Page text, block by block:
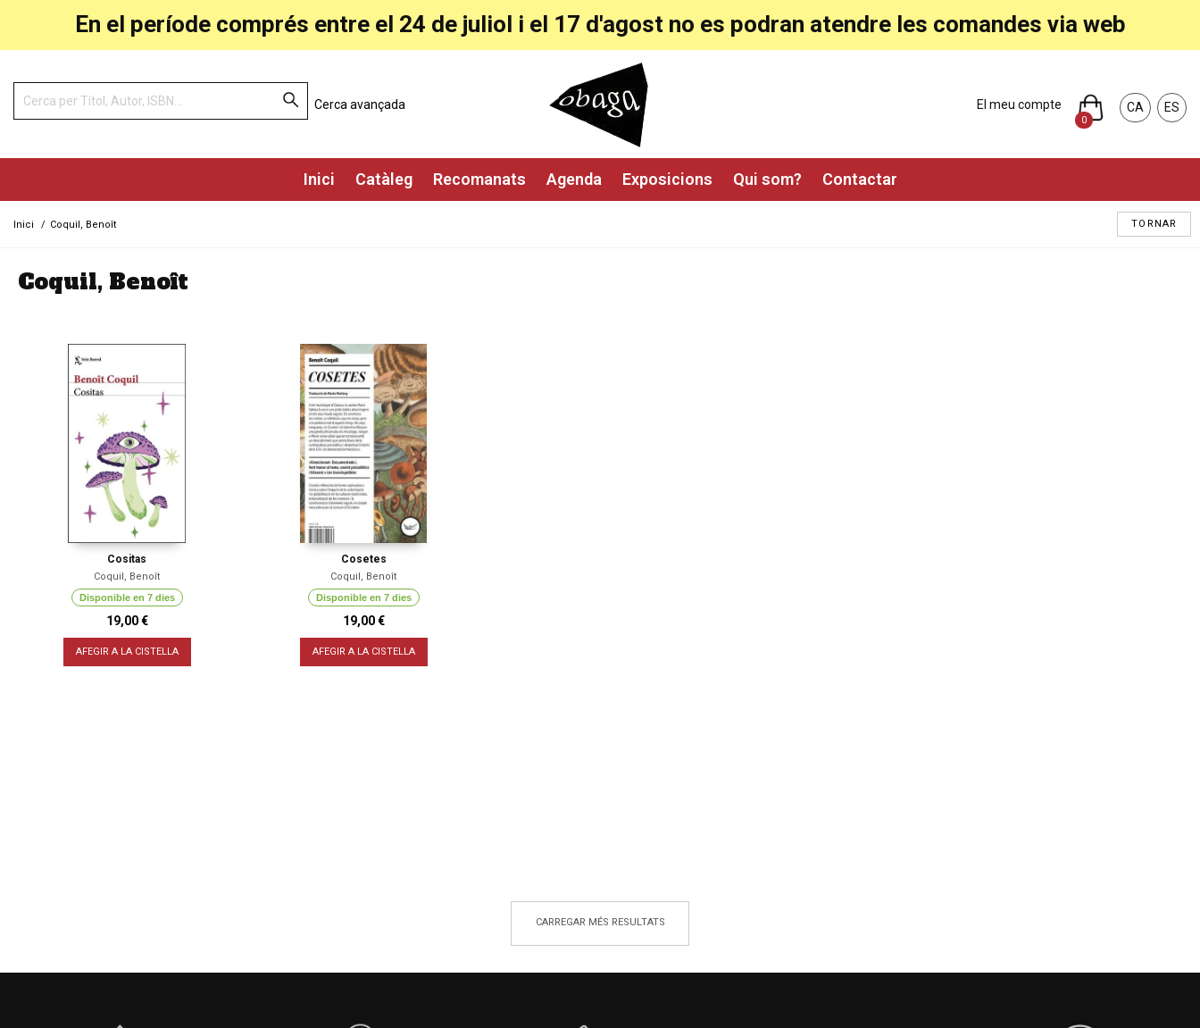
En el període comprés entre el 24 de juliol i el 17 d'agost no es podran atendre les comandes via web
CA ES
El meu compte
0
Inici Catàleg Recomanats Agenda Exposicions Qui som? Contactar
Cerca avançada
Inici / Coquil, Benoît TORNAR
Coquil, Benoît
Cositas
Coquil, Benoît
Disponible en 7 dies
19,00 €
AFEGIR A LA CISTELLA
Cosetes
Coquil, Benoît
Disponible en 7 dies
19,00 €
AFEGIR A LA CISTELLA
CARREGAR MÉS RESULTATS